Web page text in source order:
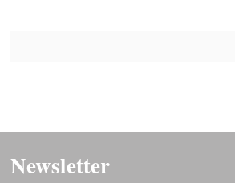
Newsletter